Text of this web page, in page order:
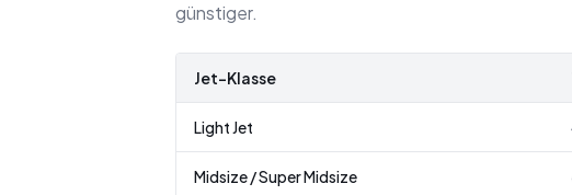
günstiger.
Jet-Klasse
Light Jet
Midsize / Super Midsize